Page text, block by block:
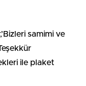
samimi ve
ile plaket